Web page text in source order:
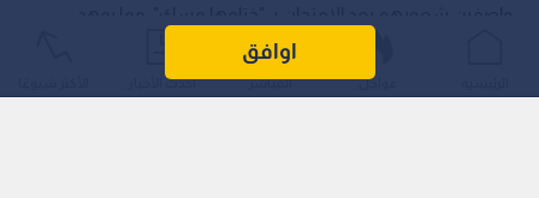
اوافق
الـطريق لانتقالهم إلى المرحلة التالية بأجواء إيجابية.
عواجل المباشر أحدث الأخبار